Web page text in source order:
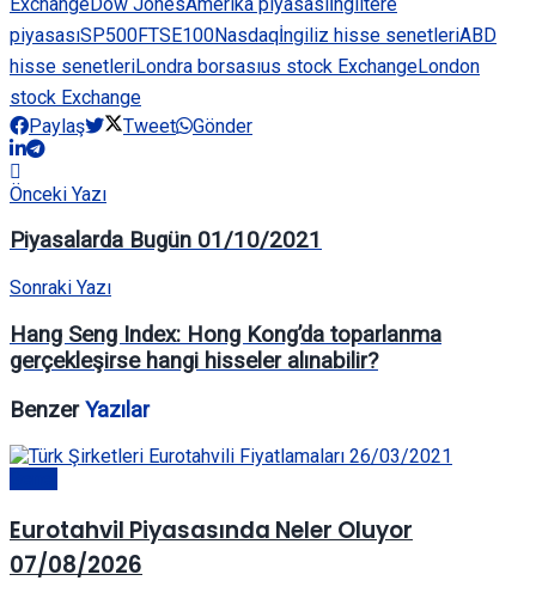
piyasasıSP500FTSE100Nasdaqİngiliz hisse senetleriABD
hisse senetleriLondra borsasıus stock ExchangeLondon
stock Exchange
Paylaş
Tweet Gönder
Önceki Yazı
Piyasalarda Bugün 01/10/2021
Sonraki Yazı
Hang Seng Index: Hong Kong’da toparlanma
gerçekleşirse hangi hisseler alınabilir?
BenzerYazılar
Eurotahvil Piyasasında Neler Oluyor
07/08/2026